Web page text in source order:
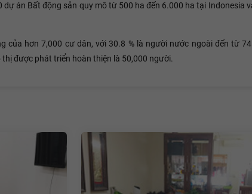
án Bất động sản quy mô từ 500 ha đến 6.000 ha tại Indonesia
của hơn 7,000 cư dân, với 30.8 % là người nước ngoài đến từ
được phát triển hoàn thiện là 50,000 người.